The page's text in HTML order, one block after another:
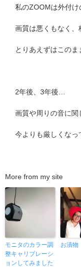
私のZOOMは外付
画質は悪くもなく、
とりあえずはこのま
2年後、3年後…
画質や周りの音に関
今よりも厳しくなっ
More from my site
モニタのカラー調
整キャリブレーシ
ョンしてみました
お漬物